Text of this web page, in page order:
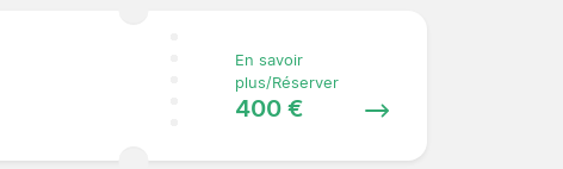
En savoir
plus/Réserver
400 €